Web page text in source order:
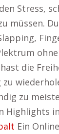
Stress,
müssen.
die
zu
Highlights
Ein